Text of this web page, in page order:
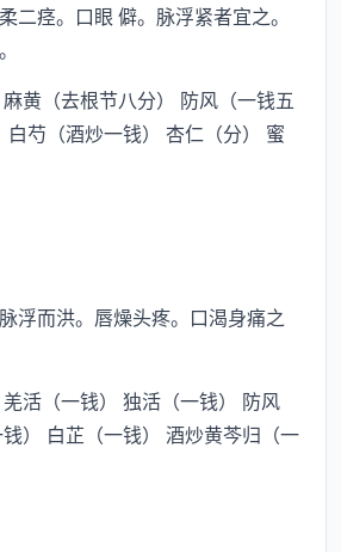
痉。口眼 僻。脉浮紧者宜之。
（去根节八分） 防风（一钱五
白芍（酒炒一钱） 杏仁（分） 蜜
而洪。唇燥头疼。口渴身痛之
（一钱） 独活（一钱） 防风
钱） 白芷（一钱） 酒炒黄芩归（一